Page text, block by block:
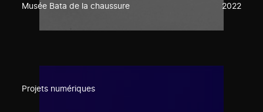
Musée Bata de la chaussure 2022
Projets numériques